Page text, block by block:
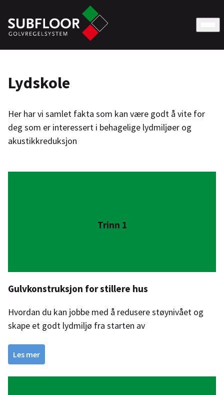
Lydskole
Her har vi samlet fakta som kan være godt å vite for
deg som er interessert i behagelige lydmiljøer og
akustikkreduksjon
Trinn 1
Gulvkonstruksjon for stillere hus
Hvordan du kan jobbe med å redusere støynivået og
skape et godt lydmiljø fra starten av
Les mer